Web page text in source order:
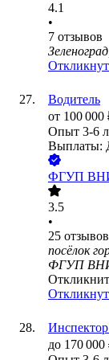
4.1
•
7 отзывов
Водитель
от 100 000
Опыт 3-6
Выплаты:
ФГУП
3.5
•
25 отзывов
посёлок
ФГУП
Инспектор
до 170 000